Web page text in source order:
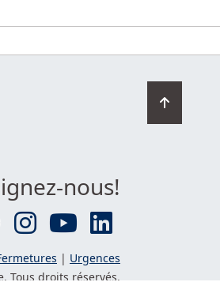
en
nous!
| Urgences
. Tous droits réservés.